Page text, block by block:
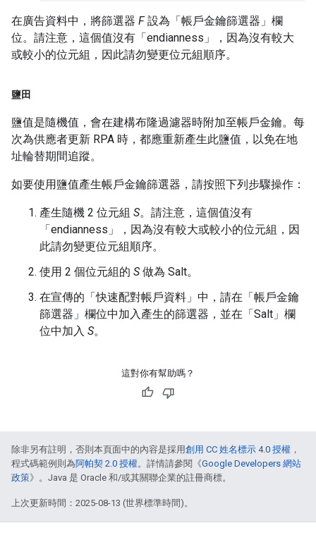
在廣告資料中，將篩選器 F設為「帳戶金鑰篩選器」欄
位。請注意，這個值沒有「endianness」，因為沒有較大
或較小的位元組，因此請勿變更位元組順序。
鹽田
鹽值是隨機值，會在建構布隆過濾器時附加至帳戶金鑰。每
次為供應者更新 RPA 時，都應重新產生此鹽值，以免在地
址輪替期間追蹤。
如要使用鹽值產生帳戶金鑰篩選器，請按照下列步驟操作：
產生隨機 2 位元組 S。請注意，這個值沒有
「endianness」，因為沒有較大或較小的位元組，因
此請勿變更位元組順序。
使用 2 個位元組的 S做為 Salt。
在宣傳的「快速配對帳戶資料」中，請在「帳戶金鑰
篩選器」欄位中加入產生的篩選器，並在「Salt」欄
位中加入 S。
這對你有幫助嗎？
除非另有註明，否則本頁面中的內容是採用創用 CC 姓名標示 4.0 授權 ，
程式碼範例則為阿帕契 2.0 授權。詳情請參閱《Google Developers 網站
政策》。Java 是 Oracle 和/或其關聯企業的註冊商標。
上次更新時間：2025-08-13 (世界標準時間)。